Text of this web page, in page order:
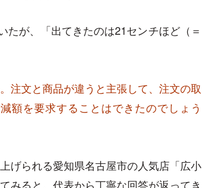
が、「出てきたのは21センチほど（＝
注文と商品が違うと主張して、注文の取
額を要求することはできたのでしょう
げられる愛知県名古屋市の人気店「広小
みると、代表から丁寧な回答が返ってき